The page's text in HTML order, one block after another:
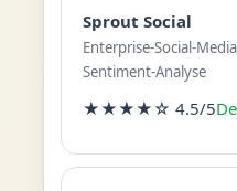
Sprout Social
Enterprise-Social-
Sentiment-Analyse
★★★★☆ 4.5/5